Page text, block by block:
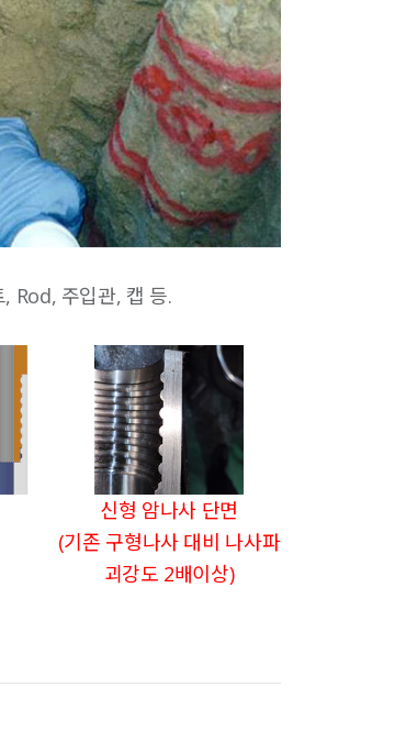
Rod, 주입관, 캡 등.
신형 암나사 단면
(기존 구형나사 대비 나사파
괴강도 2배이상)